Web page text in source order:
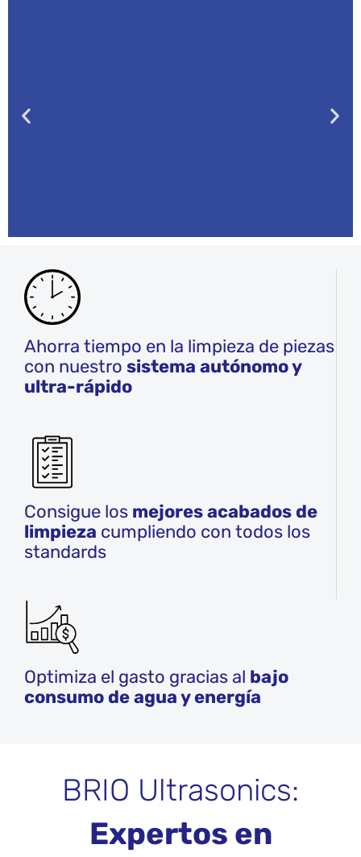
Máquinas de limpieza por ultrasonidos,
máquinas de decapado y de anodizado
de titanio. Estándar y a medida para
todos los sectores industriales.
Ahorra tiempo en la limpieza de piezas
con nuestro sistema autónomo y
ultra-rápido
Consigue los mejores acabados de
limpieza cumpliendo con todos los
standards
Optimiza el gasto gracias al bajo
consumo de agua y energía
BRIO Ultrasonics:
Expertos en